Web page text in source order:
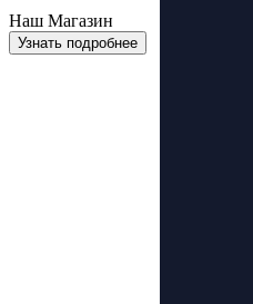
Наш Магазин
Узнать подробнее